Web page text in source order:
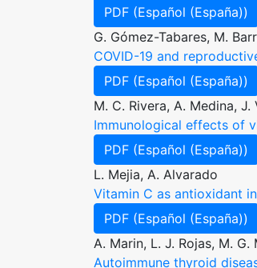
PDF (Español (España))
G. Gómez-Tabares, M.
COVID-19 and
PDF (Español (España))
M. C. Rivera, A. Medina,
Immunological effects of
PDF (Español (España))
L. Mejia, A. Alvarado
Vitamin C as antioxidant
PDF (Español (España))
A. Marin, L. J. Rojas, M.
Autoimmune thyroid